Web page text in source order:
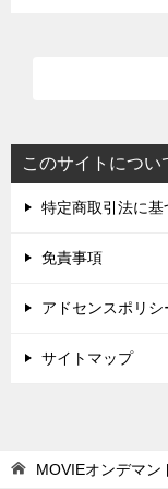
このサイトについ
特定商取引法に基
免責事項
アドセンスポリシ
サイトマップ
MOVIEオンデマン